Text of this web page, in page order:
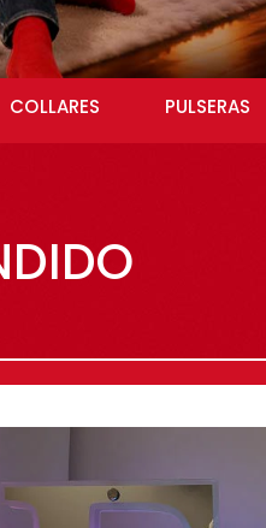
COLLARES PULSERAS